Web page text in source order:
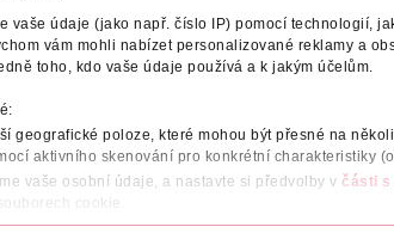
vaše údaje (jako např. číslo IP) pomocí technologií,
vám mohli nabízet personalizované reklamy a
toho, kdo vaše údaje používá a k jakým účelům.
geografické poloze, které mohou být přesné na
aktivního skenování pro konkrétní charakteristiky
vaše osobní údaje, a nastavte si předvolby v části s
cookie.
UPOZORNĚNÍ TYP VŮNĚ URČENO
sebejistotu v každé situaci. Objev spojení